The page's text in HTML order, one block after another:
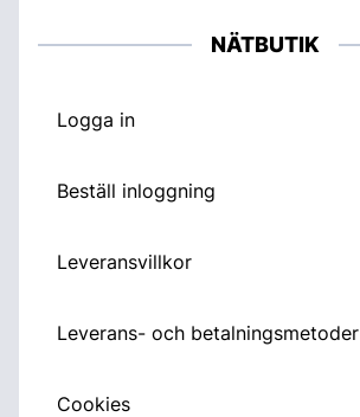
NÄTBUTIK
Logga in
Beställ inloggning
Leveransvillkor
Leverans- och betalningsmetoder
Cookies